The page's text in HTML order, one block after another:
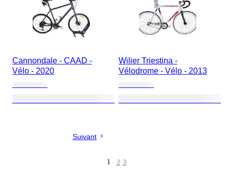
Cannondale - CAAD -
Vélo - 2020
Wilier Triestina -
Vélodrome - Vélo - 2013
Suivant
1 2 3